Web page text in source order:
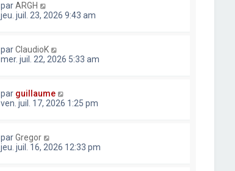
parARGH
jeu. juil. 23, 2026 9:43 am
parClaudioK
mer. juil. 22, 2026 5:33 am
par guillaume
ven. juil. 17, 2026 1:25 pm
parGregor
jeu. juil. 16, 2026 12:33 pm